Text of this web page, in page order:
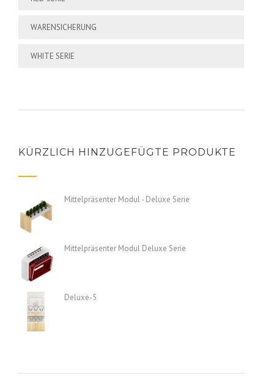
WARENSICHERUNG
WHITE SERIE
KÜRZLICH HINZUGEFÜGTE PRODUKTE
Mittelpräsenter Modul - Deluxe Serie
Mittelpräsenter Modul Deluxe Serie
Deluxe-5